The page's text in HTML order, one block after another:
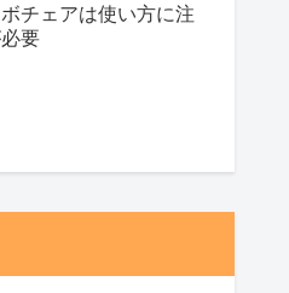
チェアは使い方に注
要